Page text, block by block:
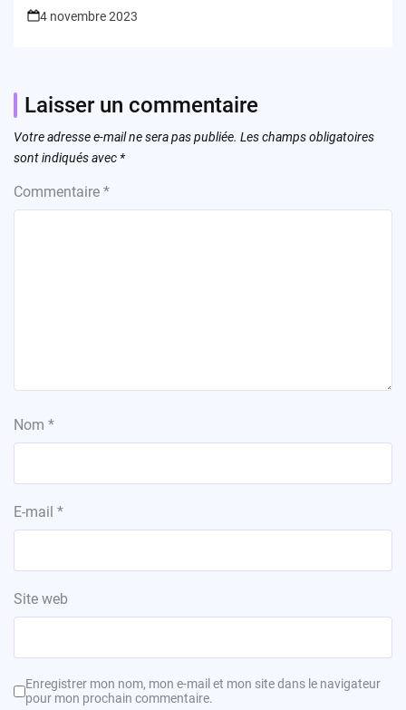
4 novembre 2023
Laisser un commentaire
Votre adresse e-mail ne sera pas publiée. Les champs obligatoires
sont indiqués avec *
Commentaire *
Nom *
E-mail *
Site web
Enregistrer mon nom, mon e-mail et mon site dans le navigateur
pour mon prochain commentaire.